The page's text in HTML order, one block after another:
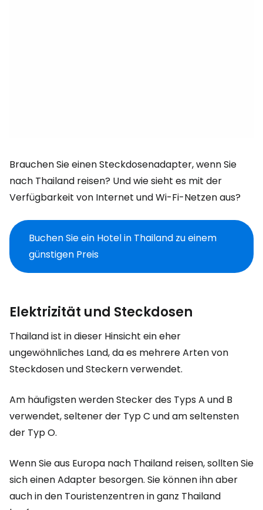
Brauchen Sie einen Steckdosenadapter, wenn Sie
nach Thailand reisen? Und wie sieht es mit der
Verfügbarkeit von Internet und Wi-Fi-Netzen aus?
Buchen Sie ein Hotel in Thailand zu einem
günstigen Preis
Elektrizität und Steckdosen
Thailand ist in dieser Hinsicht ein eher
ungewöhnliches Land, da es mehrere Arten von
Steckdosen und Steckern verwendet.
Am häufigsten werden Stecker des Typs A und B
verwendet, seltener der Typ C und am seltensten
der Typ O.
Wenn Sie aus Europa nach Thailand reisen, sollten Sie
sich einen Adapter besorgen. Sie können ihn aber
auch in den Touristenzentren in ganz Thailand